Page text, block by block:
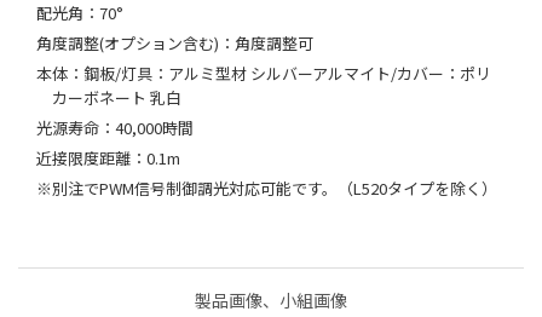
配光角：70°
角度調整(オプション含む)：角度調整可
本体：鋼板/灯具：アルミ型材 シルバーアルマイト/カバー：ポリ
カーボネート 乳白
光源寿命：40,000時間
近接限度距離：0.1m
※別注でPWM信号制御調光対応可能です。（L520タイプを除く）
製品画像、小組画像